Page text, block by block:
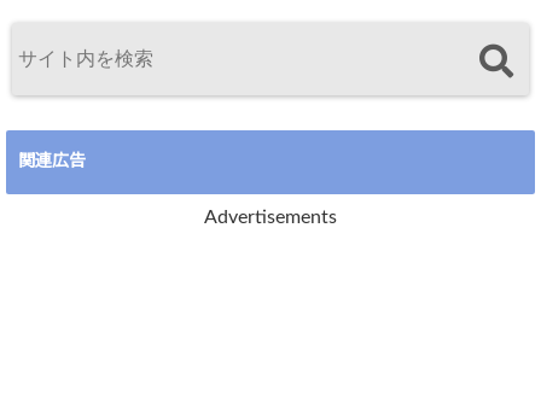
関連広告
Advertisements